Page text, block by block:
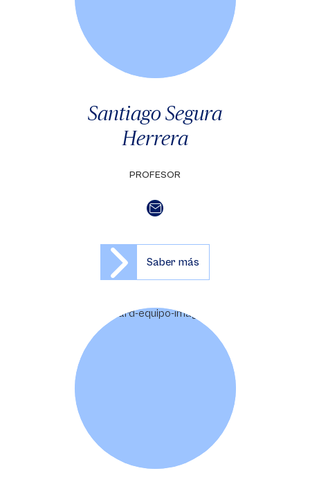
Santiago Segura
Herrera
PROFESOR
Saber más